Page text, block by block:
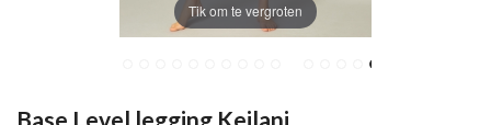
Tik om te vergroten
Base Level legging Keilani